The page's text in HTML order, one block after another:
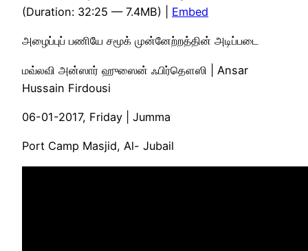
(Duration: 32:25 — 7.4MB) | Embed
அழைப்புப் பணியே சமூக் முன்னேற்றத்தின் அடிப்படை
மவ்லவி அன்ஸார் ஹுஸைன் ஃபிர்தௌஸி | Ansar
Hussain Firdousi
06-01-2017, Friday | Jumma
Port Camp Masjid, Al- Jubail